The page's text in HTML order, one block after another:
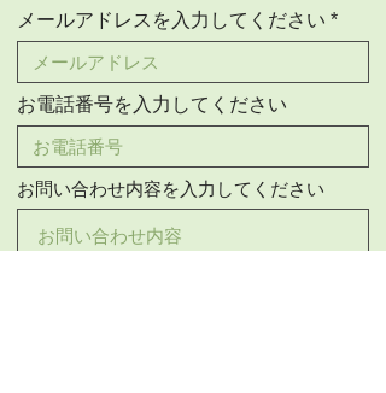
メールアドレスを入力してください
お電話番号を入力してください
お問い合わせ内容を入力してください